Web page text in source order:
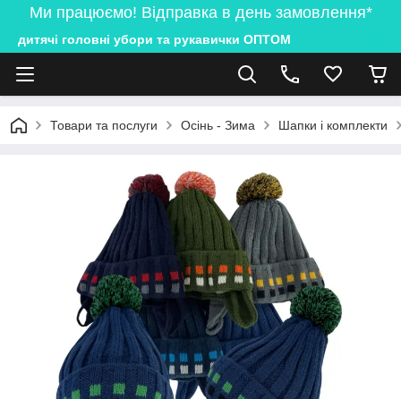
Ми працюємо! Відправка в день замовлення*
дитячі головні убори та рукавички ОПТОМ
Товари та послуги Осінь - Зима Шапки і комплекти